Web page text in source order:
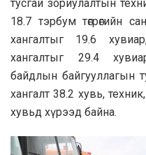
тусгай зориулалтын
18.7 тэрбум төгрөгийн
хангалтыг 19.6 хувиар,
хангалтыг 29.4
байдлын байгууллагын
хангалт 38.2 хувь, техник,
хувьд хүрээд байна.